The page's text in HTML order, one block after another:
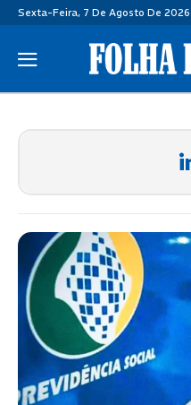
Sexta-Feira, 7 De Agosto De 2026